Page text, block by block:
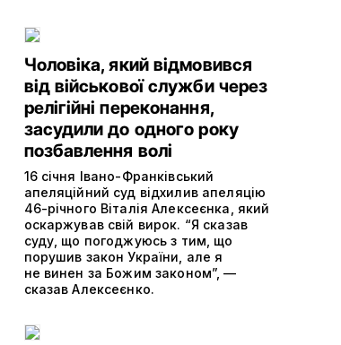
Чоловіка, який відмовився
від військової служби через
релігійні переконання,
засудили до одного року
позбавлення волі
16 січня Івано-Франківський
апеляційний суд відхилив апеляцію
46-річного Віталія Алексеєнка, який
оскаржував свій вирок. “Я сказав
суду, що погоджуюсь з тим, що
порушив закон України, але я
не винен за Божим законом”, —
сказав Алексеєнко.